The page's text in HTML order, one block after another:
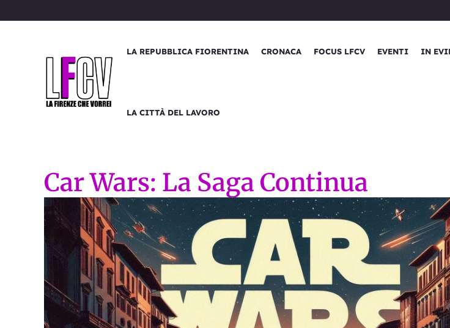
al
LA REPUBBLICA FIORENTINA CRONACA FOCUS LFCV EVENTI IN
LA CITTÀ DEL LAVORO
Car Wars: La Saga Continua